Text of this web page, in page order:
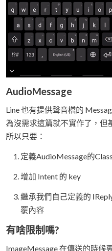
AudioMessage
Line 也有提供聲音檔的
為沒需求這篇就不實作了，但
所以只要：
定義AudioMessage的
增加 Intent 的 key
繼承我們自己定義的
覆內容
有啥限制嗎?
ImageMessage 在傳送的時候